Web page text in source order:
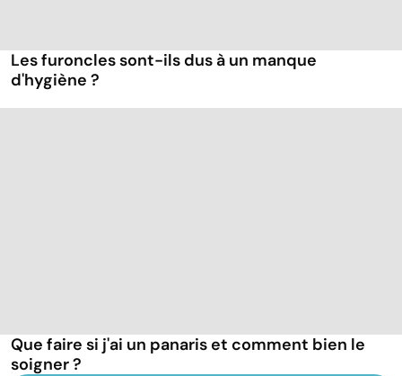
Les furoncles sont-ils dus à un manque
d'hygiène ?
Que faire si j'ai un panaris et comment bien le
soigner ?